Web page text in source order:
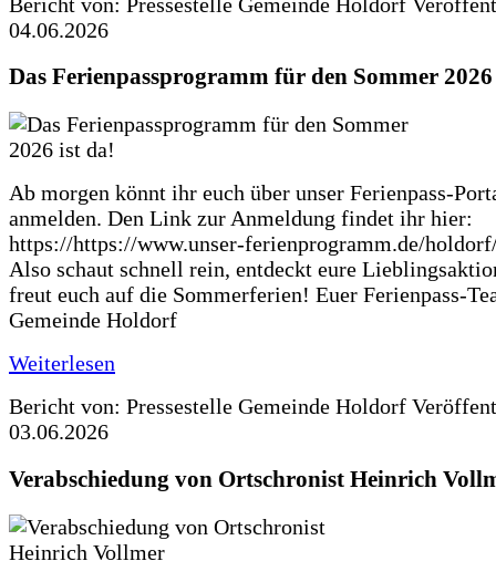
04.06.2026
Das Ferienpassprogramm für den Sommer
Ab morgen könnt ihr euch über unser Ferienpass-
anmelden. Den Link zur Anmeldung findet ihr hier:
https://https://www.unser-ferienprogramm.de/
Also schaut schnell rein, entdeckt eure
freut euch auf die Sommerferien! Euer Ferienpass-
Gemeinde Holdorf
Weiterlesen
Bericht von: Pressestelle Gemeinde Holdorf
03.06.2026
Verabschiedung von Ortschronist Heinrich